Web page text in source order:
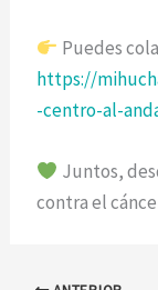
Puedes
https://
-centro-al-
Juntos,
contra el